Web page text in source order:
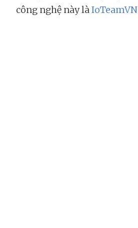
công nghệ này làIoTeamVN